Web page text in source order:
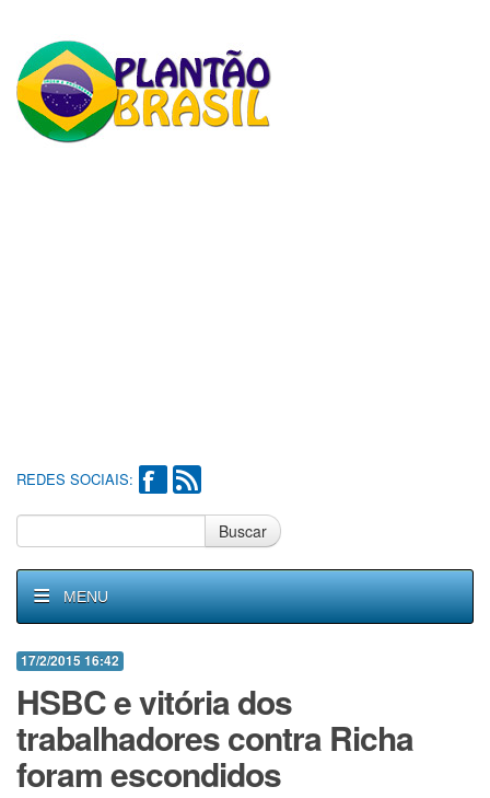
REDES SOCIAIS:
Buscar
MENU
17/2/2015 16:42
HSBC e vitória dos
trabalhadores contra Richa
foram escondidos